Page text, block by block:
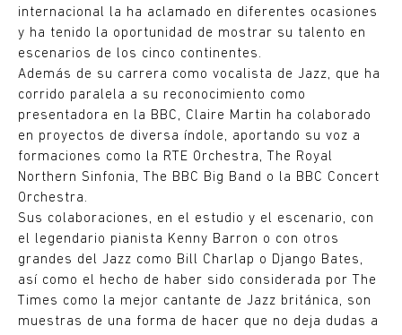
internacional la ha aclamado en diferentes ocasiones
y ha tenido la oportunidad de mostrar su talento en
escenarios de los cinco continentes.
Además de su carrera como vocalista de Jazz, que ha
corrido paralela a su reconocimiento como
presentadora en la BBC, Claire Martin ha colaborado
en proyectos de diversa índole, aportando su voz a
formaciones como la RTE Orchestra, The Royal
Northern Sinfonia, The BBC Big Band o la BBC Concert
Orchestra.
Sus colaboraciones, en el estudio y el escenario, con
el legendario pianista Kenny Barron o con otros
grandes del Jazz como Bill Charlap o Django Bates,
así como el hecho de haber sido considerada por The
Times como la mejor cantante de Jazz británica, son
muestras de una forma de hacer que no deja dudas a